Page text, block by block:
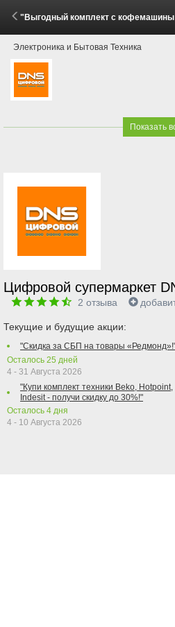
"Выгодный комплект с кофемашины Philips!" (30 Апреля -
Электроника и Бытовая Техника
Показать
Цифровой супермаркет
2 отзыва
Текущие и будущие акции:
"Скидка за СБП на товары
Осталось 25 дней
4 - 31 Августа 2026
"Купи комплект техники Beko, Hotpoint,
Indesit - получи скидку до 30%!"
Осталось 4 дня
4 - 10 Августа 2026